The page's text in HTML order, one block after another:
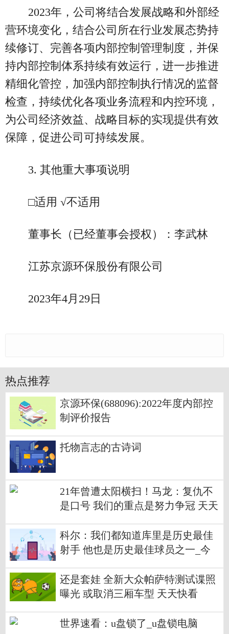
2023年，公司将结合发展战略和外部经
营环境变化，结合公司所在行业发展态势持
续修订、完善各项内部控制管理制度，并保
持内部控制体系持续有效运行，进一步推进
精细化管控，加强内部控制执行情况的监督
检查，持续优化各项业务流程和内控环境，
为公司经济效益、战略目标的实现提供有效
保障，促进公司可持续发展。
3. 其他重大事项说明
□适用 √不适用
董事长（已经董事会授权）：李武林
江苏京源环保股份有限公司
2023年4月29日
热点推荐
京源环保(688096):2022年度内部控
制评价报告
托物言志的古诗词
21年曾遭太阳横扫！马龙：复仇不
是口号 我们的重点是努力争冠 天天
科尔：我们都知道库里是历史最佳
射手 他也是历史最佳球员之一_今
还是套娃 全新大众帕萨特测试谍照
曝光 或取消三厢车型 天天快看
世界速看：u盘锁了_u盘锁电脑